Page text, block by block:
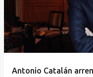
Antonio Catalán